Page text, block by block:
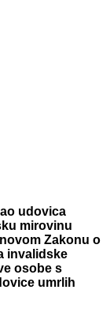
udovica
mirovinu
Zakonu o
invalidske
osobe s
umrlih